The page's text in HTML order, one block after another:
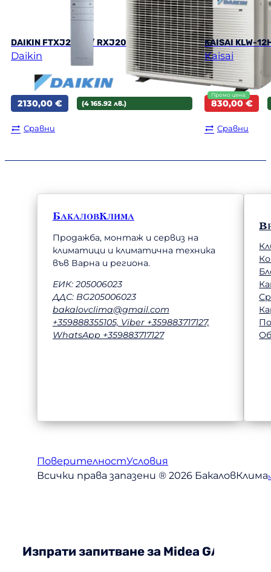
DAIKIN FTXJ20AS / RXJ20A9 Emura Silver
Daikin
2130,00 € (4 165.92 лв.)
Сравни
KAISAI KLW-
Kaisai
Original
price
was:
830,00 €
Текущата
цена
е:
Сравни
БакаловКлима
Продажба, монтаж и сервиз на
климатици и климатична техника
във Варна и региона.
ЕИК: 205006023
ДДС: BG205006023
bakalovclima@gmail.com
+359888355105, Viber +359883717127,
WhatsApp +359883717127
ПоверителностУсловия
Всички права запазени ® 2026 БакаловКлима
Изпрати запитване за Midea GAIA-